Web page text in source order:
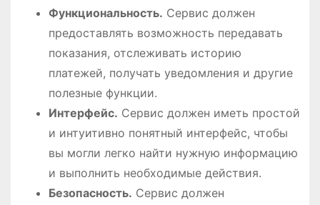
Функциональность. Сервис должен
предоставлять возможность передавать
показания, отслеживать историю
платежей, получать уведомления и другие
полезные функции.
Интерфейс. Сервис должен иметь простой
и интуитивно понятный интерфейс, чтобы
вы могли легко найти нужную информацию
и выполнить необходимые действия.
Безопасность. Сервис должен